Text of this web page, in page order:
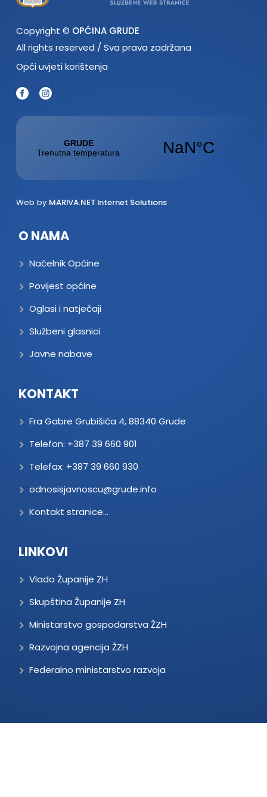
Copyright © OPĆINA GRUDE
All rights reserved / Sva prava zadržana
Opći uvjeti korištenja
Web by MARIVA.NET Internet Solutions
O NAMA
Načelnik Općine
Povijest općine
Oglasi i natječaji
Službeni glasnici
Javne nabave
KONTAKT
Fra Gabre Grubišića 4, 88340 Grude
Telefon: +387 39 660 901
Telefax: +387 39 660 930
odnosisjavnoscu@grude.info
Kontakt stranice...
LINKOVI
Vlada Županije ZH
Skupština Županije ZH
Ministarstvo gospodarstva ŽZH
Razvojna agencija ŽZH
Federalno ministarstvo razvoja